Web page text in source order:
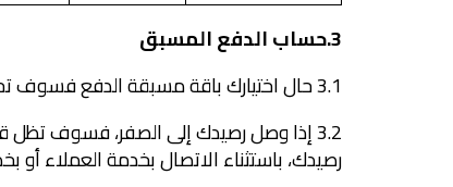
3.حساب الدفع المسبق
3.1 حال اختيارك باقة مسبقة الدفع فسوف تحتاج إلى إعادة شحن حسابك لاستخدام الخدمات.
3.2 إذا وصل رصيدك إلى الصفر، فسوف
رصيدك، باستثناء الاتصال بخدمة العملاء أو